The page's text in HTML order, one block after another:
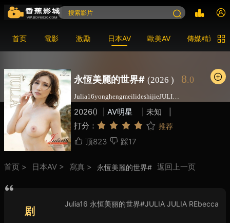
首页 電影 激勵 日本AV 歐美AV 傳媒精選
永恆美麗的世界# (2026 ) 8.0
Julia16yonghengmeilideshijieJULIAJULIAREbecca
2026() AV明星 未知
打分：
很差较差还行推荐力荐 推荐
顶823 踩17
首页 > 日本AV > 寫真 > 永恆美麗的世界# 返回上一页
剧
Julia16 永恒美丽的世界#JULIA JULIA REbecca